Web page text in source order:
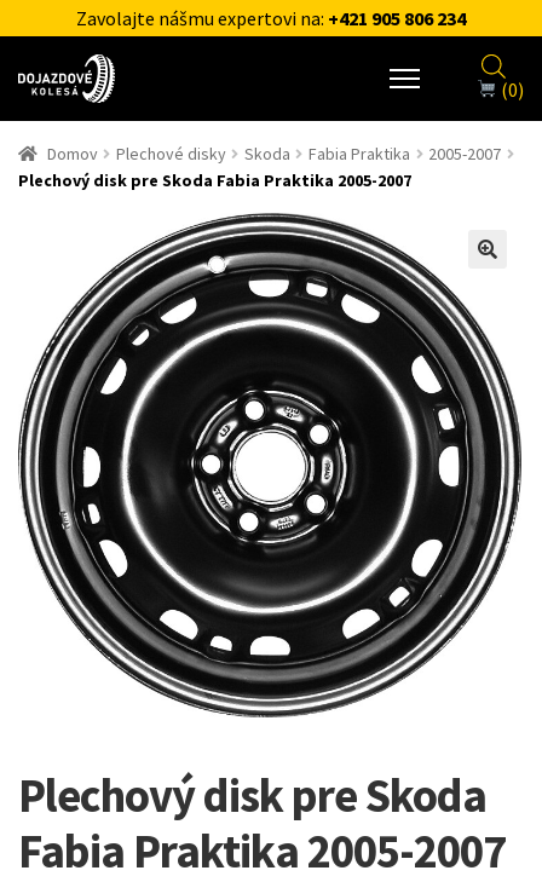
Zavolajte nášmu expertovi na: +421 905 806 234
(0)
Domov Plechové disky Skoda Fabia Praktika
2005-2007
Plechový disk pre Skoda Fabia Praktika 2005-2007
Plechový disk pre Skoda
Fabia Praktika 2005-2007